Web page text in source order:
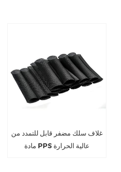
غلاف سلك مضفر قابل للتمدد من
مادة PPS عالية الحرارة